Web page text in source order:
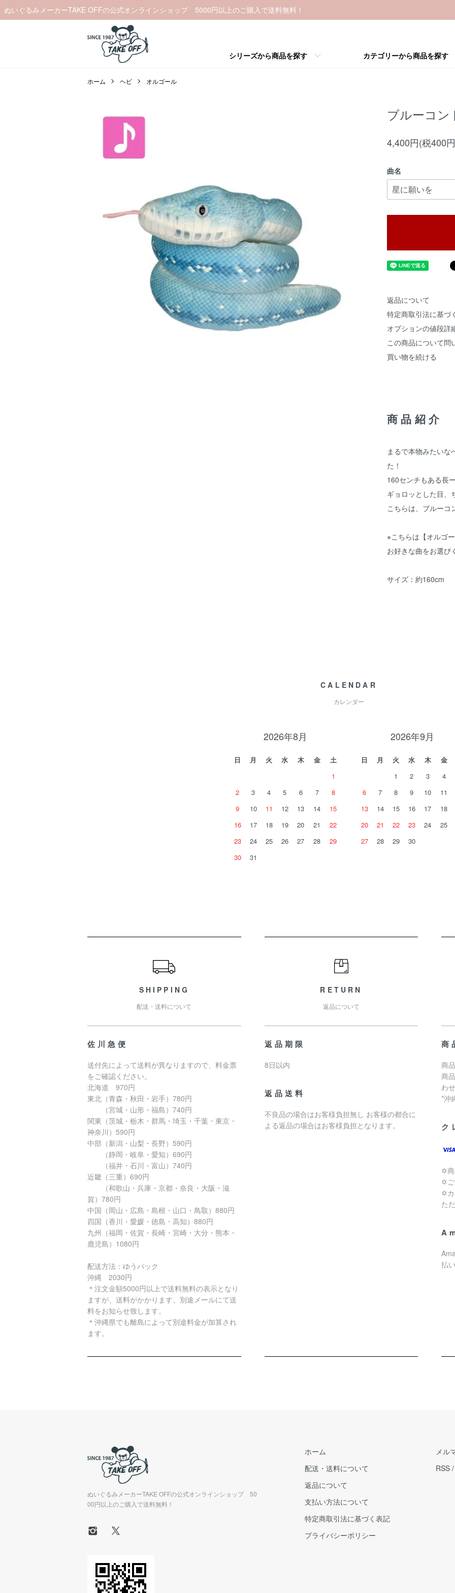
ぬいぐるみメーカーTAKE OFFの公式オンラインショップ 5000円以上のご購入で送料無料！
シリーズから商品を探す カテゴリーから商品を探す
ホーム ヘビ オルゴール
ブルーコ
4,400円(税400
曲名
返品について
特定商取引法に基づ
オプションの値段詳
この商品について問
買い物を続ける
商品紹介
まるで本物みたいな
た！
160センチもある長
ギョロッとした目、
こちらは、ブルーコ
※こちらは【オルゴー
お好きな曲をお選び
サイズ：約160cm
CALENDAR
カレンダー
2026年8月
日 月 火 水 木 金
土
1
2
3 4 5 6 7
8
9
10 11 12 13 14
15
16
17 18 19 20 21
22
23
24 25 26 27 28
29
30
31
2026年9月
日 月 火 水 木 金
1
2 3 4
6
7 8 9 10 11
13
14 15 16 17 18
20
21 22 23 24 25
27
28 29 30
SHIPPING
配送・送料について
佐川急便
送付先によって送料が異なりますので、料金票
をご確認ください。
北海道 970円
東北（青森・秋田・岩手）780円
（宮城・山形・福島）740円
関東（茨城・栃木・群馬・埼玉・千葉・東京・
神奈川）590円
中部（新潟・山梨・長野）590円
（静岡・岐阜・愛知）690円
（福井・石川・富山）740円
近畿（三重）690円
（和歌山・兵庫・京都・奈良・大阪・滋
賀）780円
中国（岡山・広島・島根・山口・鳥取）880円
四国（香川・愛媛・徳島・高知）880円
九州（福岡・佐賀・長崎・宮崎・大分・熊本・
鹿児島）1080円
配送方法：ゆうパック
沖縄 2030円
＊注文金額5000円以上で送料無料の表示となり
ますが、送料がかかります、別途メールにて送
料をお知らせ致します。
＊沖縄県でも離島によって別途料金が加算され
ます。
RETURN
返品について
返品期限
8日以内
返品送料
不良品の場合はお客様負担無し お客様の都合に
よる返品の場合はお客様負担となります。
商
商
商
わ
*沖
ク
✡商
✡ご
✡カ
た
払
ぬいぐるみメーカーTAKE OFFの公式オンラインショップ 50
00円以上のご購入で送料無料！
ホーム
配送・送料について
返品について
支払い方法について
特定商取引法に基づく表記
プライバシーポリシー
メル
RSS /